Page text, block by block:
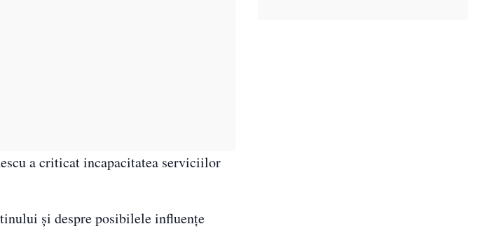
a criticat incapacitatea serviciilor
și despre posibilele influențe